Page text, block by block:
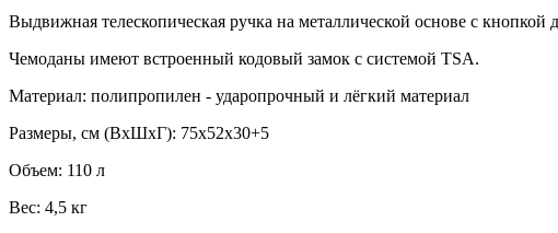
Выдвижная телескопическая ручка на металлической основе с
Чемоданы имеют встроенный кодовый замок с системой TSA.
Материал: полипропилен - ударопрочный и лёгкий материал
Размеры, см (ВхШхГ): 75x52x30+5
Объем: 110 л
Вес: 4,5 кг